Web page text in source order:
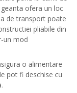
ofera un loc
de transport poate
pliabile din
un mod
o alimentare
pot fi deschise cu